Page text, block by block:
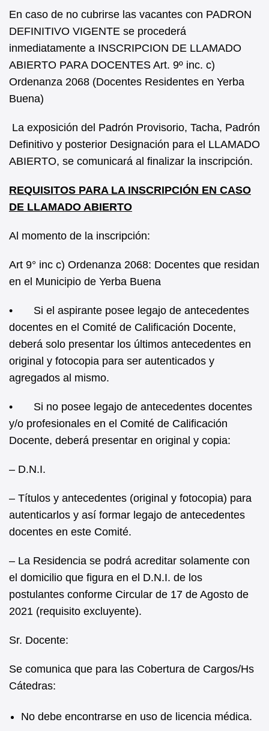
En caso de no cubrirse las vacantes con PADRON
DEFINITIVO VIGENTE se procederá
inmediatamente a INSCRIPCION DE LLAMADO
ABIERTO PARA DOCENTES Art. 9º inc. c)
Ordenanza 2068 (Docentes Residentes en Yerba
Buena)
La exposición del Padrón Provisorio, Tacha, Padrón
Definitivo y posterior Designación para el LLAMADO
ABIERTO, se comunicará al finalizar la inscripción.
REQUISITOS PARA LA INSCRIPCIÓN EN CASO
DE LLAMADO ABIERTO
Al momento de la inscripción:
Art 9° inc c) Ordenanza 2068: Docentes que residan
en el Municipio de Yerba Buena
• Si el aspirante posee legajo de antecedentes
docentes en el Comité de Calificación Docente,
deberá solo presentar los últimos antecedentes en
original y fotocopia para ser autenticados y
agregados al mismo.
• Si no posee legajo de antecedentes docentes
y/o profesionales en el Comité de Calificación
Docente, deberá presentar en original y copia:
– D.N.I.
– Títulos y antecedentes (original y fotocopia) para
autenticarlos y así formar legajo de antecedentes
docentes en este Comité.
– La Residencia se podrá acreditar solamente con
el domicilio que figura en el D.N.I. de los
postulantes conforme Circular de 17 de Agosto de
2021 (requisito excluyente).
Sr. Docente:
Se comunica que para las Cobertura de Cargos/Hs
Cátedras:
No debe encontrarse en uso de licencia médica.